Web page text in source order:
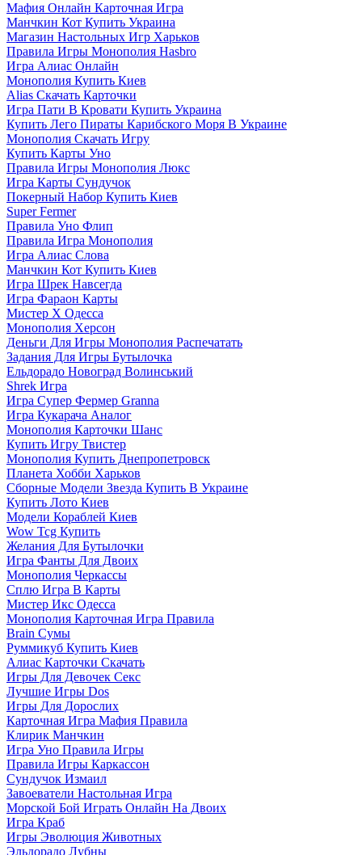
Мафия Онлайн Карточная Игра
Манчкин Кот Купить Украина
Магазин Настольных Игр Харьков
Правила Игры Монополия Hasbro
Игра Алиас Онлайн
Монополия Купить Киев
Alias Скачать Карточки
Игра Пати В Кровати Купить Украина
Купить Лего Пираты Карибского Моря В Украине
Монополия Скачать Игру
Купить Карты Уно
Правила Игры Монополия Люкс
Игра Карты Сундучок
Покерный Набор Купить Киев
Super Fermer
Правила Уно Флип
Правила Игра Монополия
Игра Алиас Слова
Манчкин Кот Купить Киев
Игра Шрек Навсегда
Игра Фараон Карты
Мистер Х Одесса
Монополия Херсон
Деньги Для Игры Монополия Распечатать
Задания Для Игры Бутылочка
Ельдорадо Новоград Волинський
Shrek Игра
Игра Супер Фермер Granna
Игра Кукарача Аналог
Монополия Карточки Шанс
Купить Игру Твистер
Монополия Купить Днепропетровск
Планета Хобби Харьков
Сборные Модели Звезда Купить В Украине
Купить Лото Киев
Модели Кораблей Киев
Wow Tcg Купить
Желания Для Бутылочки
Игра Фанты Для Двоих
Монополия Черкассы
Сплю Игра В Карты
Мистер Икс Одесса
Монополия Карточная Игра Правила
Brain Сумы
Руммикуб Купить Киев
Алиас Карточки Скачать
Игры Для Девочек Секс
Лучшие Игры Dos
Игры Для Дорослих
Карточная Игра Мафия Правила
Клирик Манчкин
Игра Уно Правила Игры
Правила Игры Каркассон
Сундучок Измаил
Завоеватели Настольная Игра
Морской Бой Играть Онлайн На Двоих
Игра Краб
Игры Эволюция Животных
Эльдорадо Лубны